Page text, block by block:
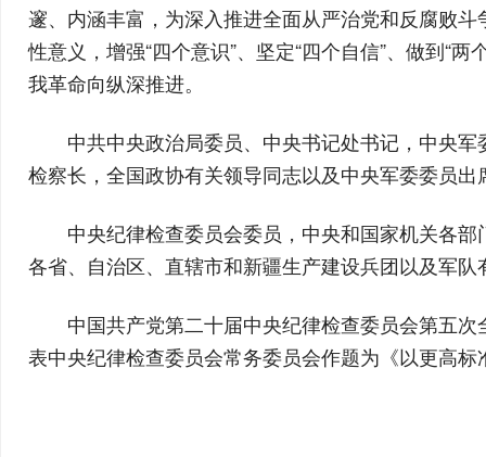
邃、内涵丰富，为深入推进全面从严治党和反腐败
性意义，增强“四个意识”、坚定“四个自信”、做到“
我革命向纵深推进。
中共中央政治局委员、中央书记处书记，中央
检察长，全国政协有关领导同志以及中央军委委员出
中央纪律检查委员会委员，中央和国家机关各
各省、自治区、直辖市和新疆生产建设兵团以及军
中国共产党第二十届中央纪律检查委员会第五
表中央纪律检查委员会常务委员会作题为《以更高